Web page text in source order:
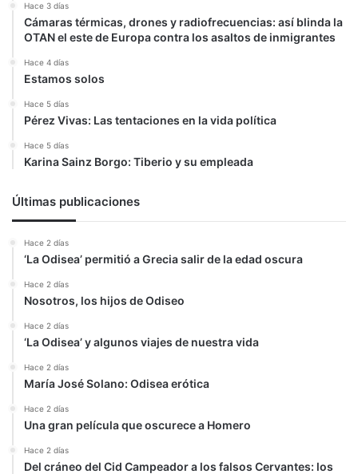
Hace 3 días
Cámaras térmicas, drones y radiofrecuencias: así blinda la
OTAN el este de Europa contra los asaltos de inmigrantes
Hace 4 días
Estamos solos
Hace 5 días
Pérez Vivas: Las tentaciones en la vida política
Hace 5 días
Karina Sainz Borgo: Tiberio y su empleada
Últimas publicaciones
Hace 2 días
‘La Odisea’ permitió a Grecia salir de la edad oscura
Hace 2 días
Nosotros, los hijos de Odiseo
Hace 2 días
‘La Odisea’ y algunos viajes de nuestra vida
Hace 2 días
María José Solano: Odisea erótica
Hace 2 días
Una gran película que oscurece a Homero
Hace 2 días
Del cráneo del Cid Campeador a los falsos Cervantes: los